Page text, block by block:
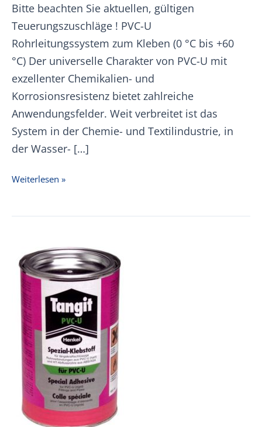
Bitte beachten Sie aktuellen, gültigen
Teuerungszuschläge ! PVC-U
Rohrleitungssystem zum Kleben (0 °C bis +60
°C) Der universelle Charakter von PVC-U mit
exzellenter Chemikalien- und
Korrosionsresistenz bietet zahlreiche
Anwendungsfelder. Weit verbreitet ist das
System in der Chemie- und Textilindustrie, in
der Wasser- […]
+GF+
U
01.01.2026
Weiterlesen »